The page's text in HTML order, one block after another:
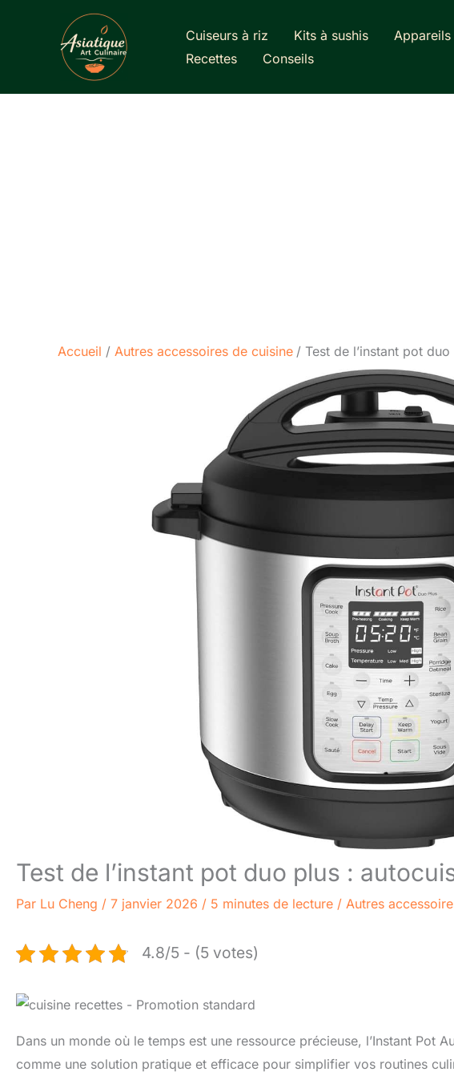
Cuiseurs à riz Kits à sushis
Recettes
Conseils
Accueil Autres accessoires de cuisine Test de l’instant pot
Test de l’instant pot duo plus :
Par Lu Cheng / 7 janvier 2026 / 5 minutes de lecture / Autres
4.8/5 - (5 votes)
Dans un monde où le temps est une ressource précieuse, l’Instant Pot
comme une solution pratique et efficace pour simplifier vos routines